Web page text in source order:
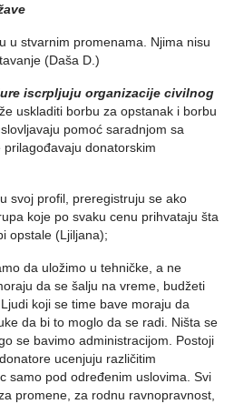
u stvarnim promenama. Njima nisu
(Daša D.)
iscrpljuju organizacije civilnog
uskladiti borbu za opstanak i borbu
pomoć saradnjom sa
donatorskim
svoj profil, preregistruju se ako
koje po svaku cenu prihvataju šta
opstale (Ljiljana);
da uložimo u tehničke, a ne
da se šalju na vreme, budžeti
koji se time bave moraju da
da bi to moglo da se radi. Ništa se
se bavimo administracijom. Postoji
ucenjuju različitim
samo pod određenim uslovima. Svi
promene, za rodnu ravnopravnost,